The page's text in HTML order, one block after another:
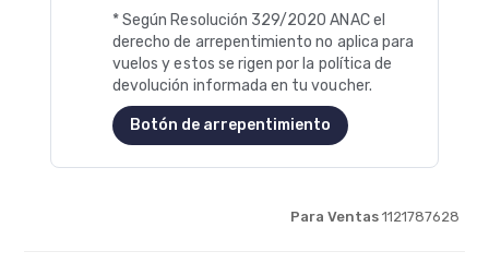
* Según Resolución 329/2020 ANAC el
derecho de arrepentimiento no aplica para
vuelos y estos se rigen por la política de
devolución informada en tu voucher.
Botón de arrepentimiento
Para Ventas 1121787628